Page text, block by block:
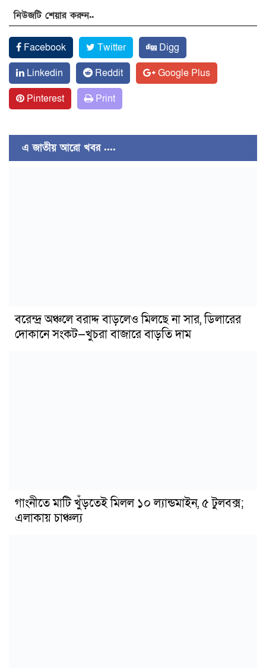
নিউজটি শেয়ার করুন..
Facebook Twitter
Digg
Linkedin
Reddit
Google Plus
Pinterest
Print
এ জাতীয় আরো খবর ....
বরেন্দ্র অঞ্চলে বরাদ্দ বাড়লেও মিলছে না সার, ডিলারের
দোকানে সংকট—খুচরা বাজারে বাড়তি দাম
গাংনীতে মাটি খুঁড়তেই মিলল ১০ ল্যান্ডমাইন, ৫ টুলবক্স;
এলাকায় চাঞ্চল্য